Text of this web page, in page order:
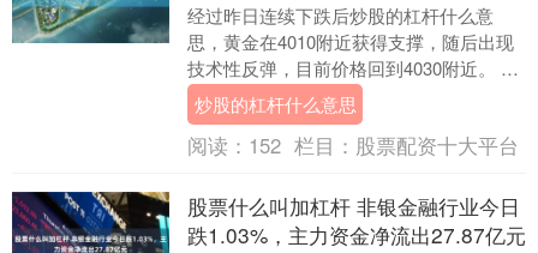
经过昨日连续下跌后炒股的杠杆什么意
思，黄金在4010附近获得支撑，随后出现
技术性反弹，目前价格回到4030附近。 不
过从2小时结构来看，这波上涨更像是下跌
后的修....
炒股的杠杆什么意思
阅读： 152 栏目： 股票配资十大平台
股票什么叫加杠杆 非银金融行业今日
跌1.03%，主力资金净流出27.87亿元